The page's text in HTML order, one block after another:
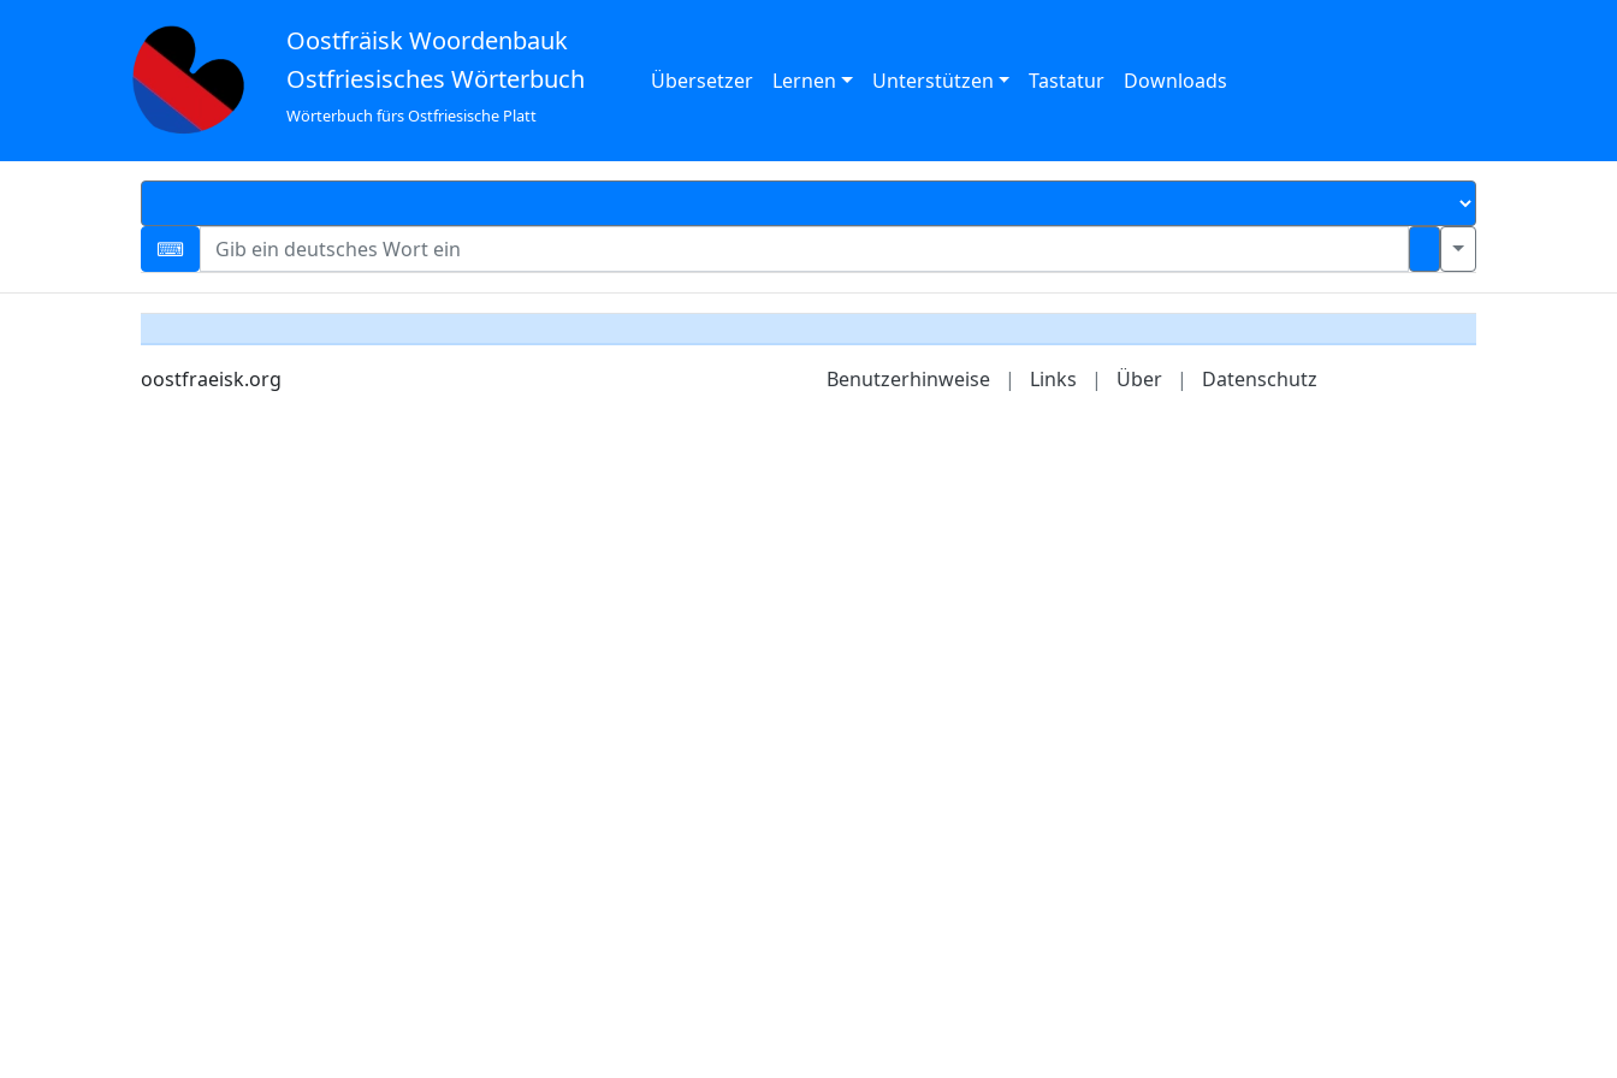
Oostfräisk Woordenbauk
Ostfriesisches Wörterbuch
Wörterbuch fürs Ostfriesische Platt
Übersetzer Lernen Unterstützen Tastatur Downloads
oostfraeisk.org Benutzerhinweise | Links | Über | Datenschutz